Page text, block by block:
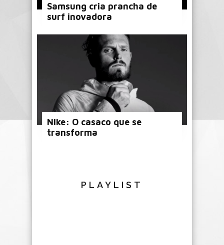
Samsung cria prancha de
surf inovadora
Nike: O casaco que se
transforma
PLAYLIST